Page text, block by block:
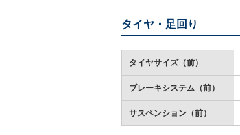
タイヤ・足回り
タイヤサイズ（前）
ブレーキシステム（前）
サスペンション（前）